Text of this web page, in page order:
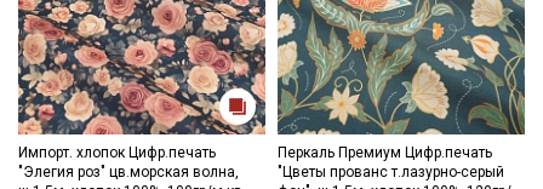
Импорт. хлопок Цифр.печать
"Элегия роз" цв.морская волна,
Перкаль Премиум Цифр.печать
"Цветы прованс т.лазурно-серый